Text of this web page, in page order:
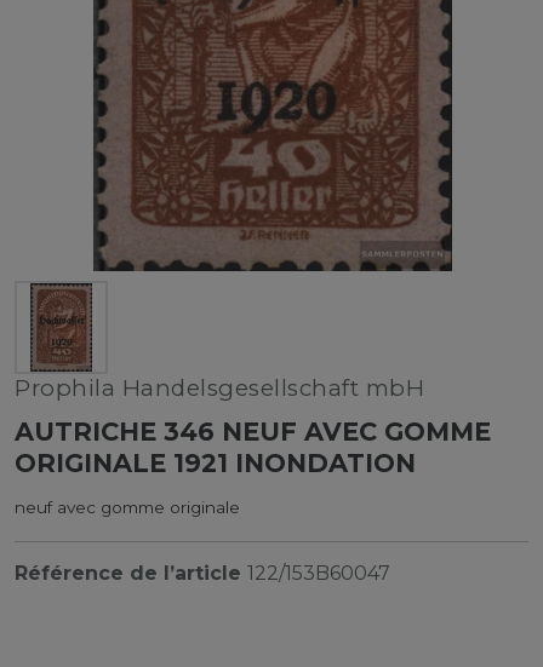
Prophila Handelsgesellschaft mbH
AUTRICHE 346 NEUF AVEC GOMME
ORIGINALE 1921 INONDATION
neuf avec gomme originale
Référence de l’article 122/153B60047